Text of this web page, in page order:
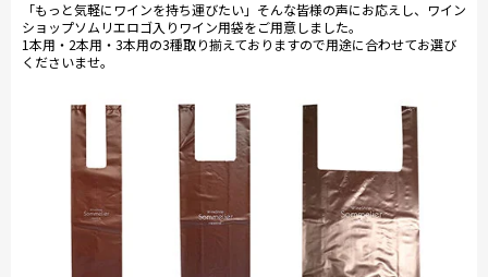
「もっと気軽にワインを持ち運びたい」そんな皆様の声にお応えし、ワイン
ショップソムリエロゴ入りワイン用袋をご用意しました。
1本用・2本用・3本用の3種取り揃えておりますので用途に合わせてお選び
くださいませ。